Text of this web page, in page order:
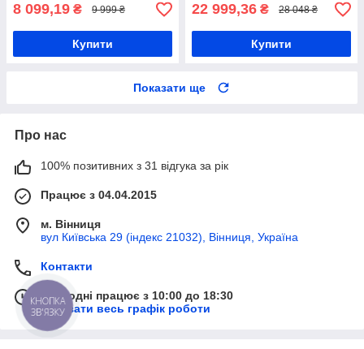
8 099,19 ₴ 9 999 ₴
Купити
22 999,36 ₴ 28 048 ₴
Купити
Показати ще
Про нас
100% позитивних з 31 відгука за рік
Працює з 04.04.2015
м. Вінниця
вул Київська 29 (індекс 21032), Вінниця, Україна
Контакти
Сьогодні працює з 10:00 до 18:30
Показати весь графік роботи
КНОПКА
ЗВ'ЯЗКУ